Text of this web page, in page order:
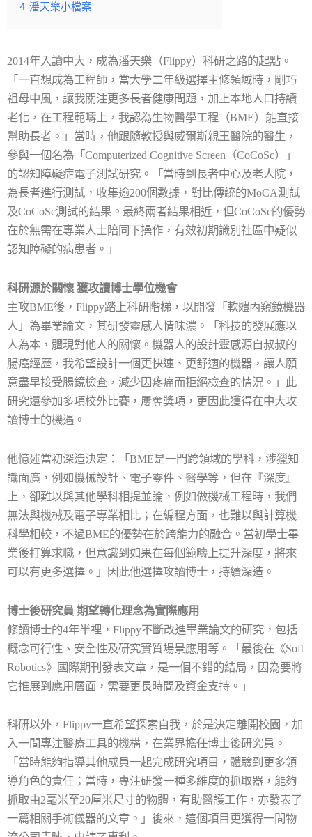
4 潘天樂小檔案
2014年入讀中大，成為潘天樂（Flippy）科研之路的起點。
「一直想成為工程師，當大學二年級選擇主修領域時，剛巧
祖母中風，讓我關注更多長者健康問題，加上本地人口持續
老化，在工程範疇上，我認為生物醫學工程（BME）能直接
幫助長者。」當時，他跟隨教授與威爾斯親王醫院的醫生，
參與一個名為「 Computerized Cognitive Screen （CoCoSc）」
的認知障礙症電子測試研究。「當時到長者中心及老人院，
為長者進行測試，收集逾200個數據，對比傳統的MoCA測試
及CoCoSc測試的結果。最終兩者結果相近，但CoCoSc的優勢
在於無需在專業人士陪同下操作，有效初期識別社區中疑似
認知障礙的病患者。」
科研源於關懷 獲攻讀博士學位機會
主攻BME後， Flippy踏上科研階梯，以開發「軟體內窺鏡機器
人」為畢業論文，其研發靈感人情味濃。「科技的發展應以
人為本，體現對他人的關懷。機器人的設計靈感源自叔叔的
腸癌經歷，我希望設計一個更快速、更舒適的機器，讓人願
意盡早接受腸鏡檢查，減少因疼痛而拒絕檢查的情況。」此
研究還參加多項校外比賽，屢奪獎項，更因此獲得在中大攻
讀博士的機遇。
他憶述當初深造決定：「 BME是一門跨領域的學科，涉獵知
識面廣，例如機械設計、電子零件、醫學等，但在『深度』
上，卻難以與其他學科相提並論，例如做機械工程時，我們
無法與機械及電子專業相比；在編程方面，也難以與計算機
科學相較，不過BME的優勢在於跨能力的融合。當初學士畢
業後打算求職，但意識到如果在每個範疇上提升深度，將來
可以有更多選擇。」因此他選擇攻讀博士，持續深造。
博士後研究員 期望轉化理念為實際應用
修讀博士的4年半裡， Flippy不斷改進畢業論文的研究，包括
概念可行性、安全性及研究實質場景應用等。「最後在《Soft
Robotics》國際期刊發表文章，是一個不錯的結局，因為要將
它推展到應用層面，需要更長時間及資金支持。」
科研以外， Flippy一直希望探索自我，於是決定離開校園，加
入一間專注醫療工具的機構，在業界擔任博士後研究員。
「當時能夠指導其他成員一起完成研究項目，體驗到更多領
導角色的責任；當時，專注研發一種多維度的抓取器，能夠
抓取由2毫米至20厘米尺寸的物體，有助醫護工作，亦發表了
一篇相關手術儀器的文章。」後來，這個項目更獲得一間物